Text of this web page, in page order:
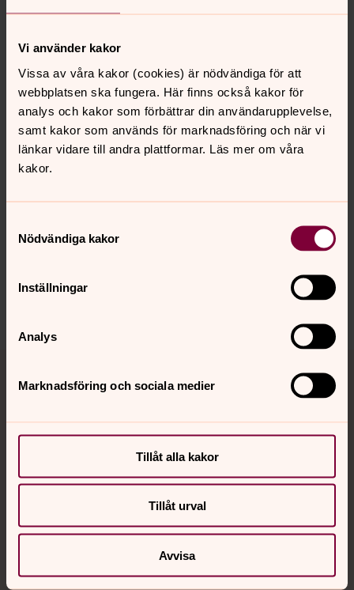
Vi använder kakor
Vissa av våra kakor (cookies) är nödvändiga för att
webbplatsen ska fungera. Här finns också kakor för
analys och kakor som förbättrar din användarupplevelse,
samt kakor som används för marknadsföring och när vi
länkar vidare till andra plattformar. Läs mer om våra
kakor.
Nödvändiga kakor
Inställningar
Analys
Marknadsföring och sociala medier
Tillåt alla kakor
Tillåt urval
Avvisa
För att undvika oenighet mellan anhöriga är det viktigt
att skriva ner önskemålen om sin egen begravning och
göra dem kända för någon. Att fylla i uppgifterna i detta
häfte är ett sätt att göra sina önskemål kända.
Synpunkter eller frågor på sidans
klippans.pastorat@svenskakyrkan.se
Kontakt